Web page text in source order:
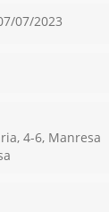
07/2023
4-6, Manresa